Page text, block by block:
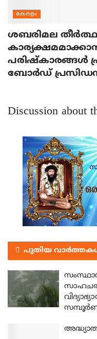
കേരളം
ശബരിമല
പരിഷ്‌കാരങ്ങള്‍
ബോര്‍ഡ്
Discussion about
പുതിയ